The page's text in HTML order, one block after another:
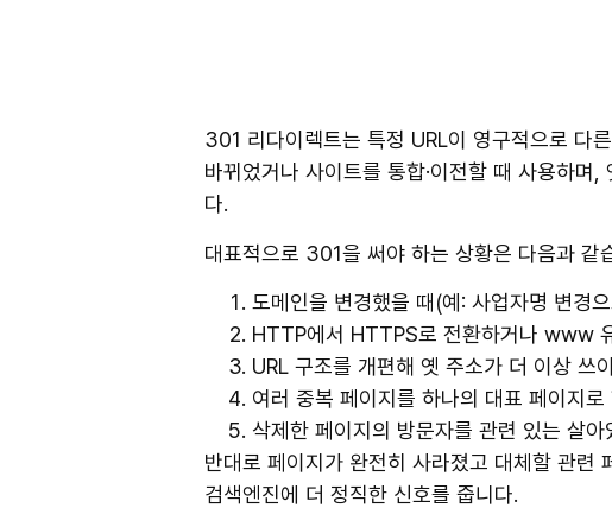
301 리다이렉트는 특정 URL이 영구적으로 다
바뀌었거나 사이트를 통합·이전할 때 사용하
다.
대표적으로 301을 써야 하는 상황은 다음과 같
도메인을 변경했을 때(예: 사업자명 변경
HTTP에서 HTTPS로 전환하거나 www
URL 구조를 개편해 옛 주소가 더 이상 쓰
여러 중복 페이지를 하나의 대표 페이지로
삭제한 페이지의 방문자를 관련 있는 살아
반대로 페이지가 완전히 사라졌고 대체할 관련
검색엔진에 더 정직한 신호를 줍니다.